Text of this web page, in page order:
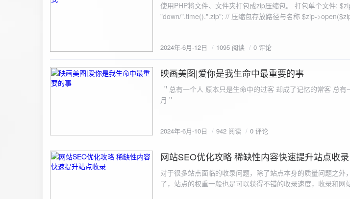
使用PHP将文件、文件夹打包成zip压缩包。 打包单个文件:
"down/".time().".zip"; // 压缩包存放路径与名称 $zip->open($zip_filename, ZIPARCHIVE::CREATE); // 打
数可以改为 basename("img/logon2.png),也就是原文件所在的
= array( "img/1.jpg", "img/2.jpg", ); $filename = "down/img.zip"; // 压缩包存放路径与名称 $zip = new
ZipArchive(); $zip->open($filename,ZipArchive::CREATE); //打开压缩包 //遍历文件 foreach($fileList as
$file){ $zip->addFile($file,basename($file)); //向压缩包中添加文件 } $zip->close(); //关闭压缩包 打包某
个文件夹（包含子文件夹）: <?php /** * @param $path 文件
为'.'和‘..’，不要对他们进行操作 if (is_dir($path . "/" . $filename)) { // 如果读取的某个对象是文件夹，则递
$filename); } } } } $zip = new ZipArchive(); $zip_filename = "down/files.zip"; // 压缩包存放路径与名称
压缩包中 addFileToZip("img",$zip);
2024年-6月-12日 1095 阅读 0 评论
2024-6-10
映画美图|爱你是我生命中最重要的事
＂总有一个人 原本只是生命中的过客 却成了记忆的常客 总
月＂
2024年-6月-10日 942 阅读 0 评论
2024-5-30
网站SEO优化攻略 稀缺性内容快速提升站点收录
对于很多站点面临的收录问题，除了站点本身的质量问题之
了，站点的权重一般也是可以获得不错的收录速度，收录和